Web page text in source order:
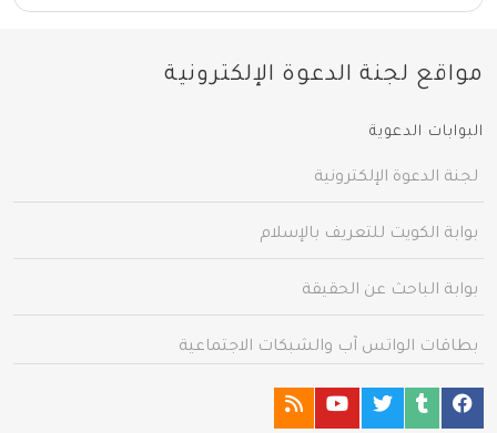
مواقع لجنة الدعوة الإلكترونية
البوابات الدعوية
لجنة الدعوة الإلكترونية
بوابة الكويت للتعريف بالإسلام
بوابة الباحث عن الحقيقة
بطاقات الواتس آب والشبكات الاجتماعية